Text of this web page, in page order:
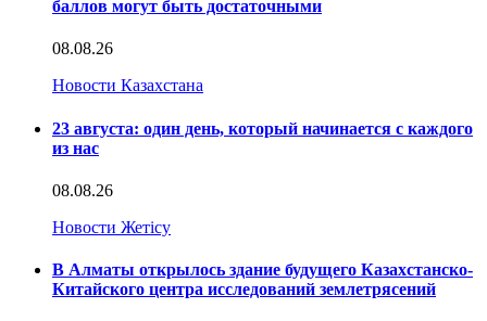
баллов могут быть достаточными
08.08.26
Новости Казахстана
23 августа: один день, который начинается с каждого
из нас
08.08.26
Новости Жетісу
В Алматы открылось здание будущего Казахстанско-
Китайского центра исследований землетрясений